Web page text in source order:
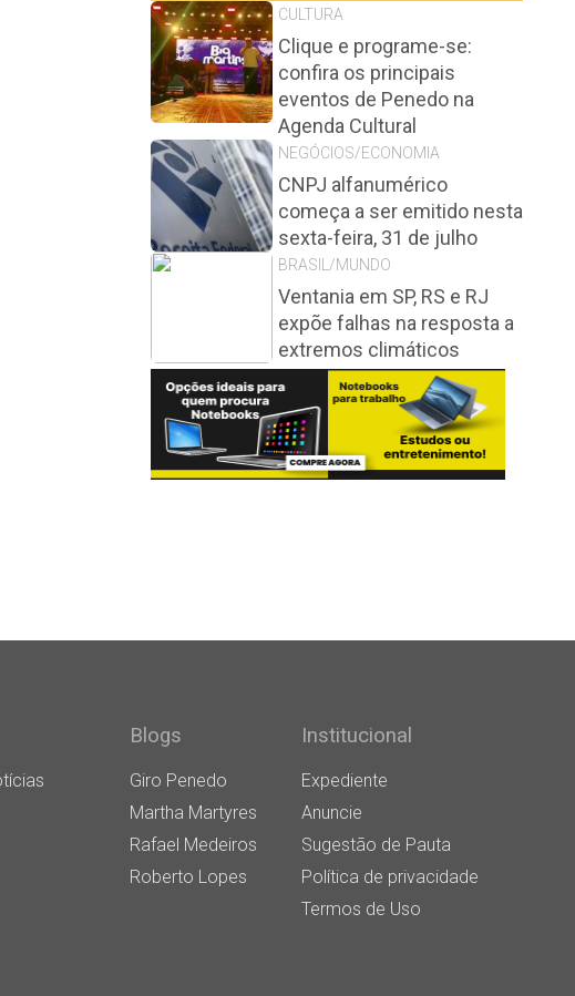
CULTURA
Clique e programe-se:
confira os principais
eventos de Penedo na
Agenda Cultural
NEGÓCIOS/ECONOMIA
CNPJ alfanumérico
começa a ser emitido nesta
sexta-feira, 31 de julho
BRASIL/MUNDO
Ventania em SP, RS e RJ
expõe falhas na resposta a
extremos climáticos
Blogs
Giro Penedo
Martha Martyres
Rafael Medeiros
Roberto Lopes
Institucional
Expediente
Anuncie
Sugestão de Pauta
Política de privacidade
Termos de Uso